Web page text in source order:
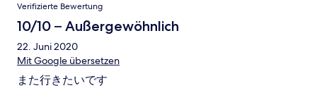
Verifizierte Bewertung
10/10 – Außergewöhnlich
22. Juni 2020
Mit Google übersetzen
また行きたいです